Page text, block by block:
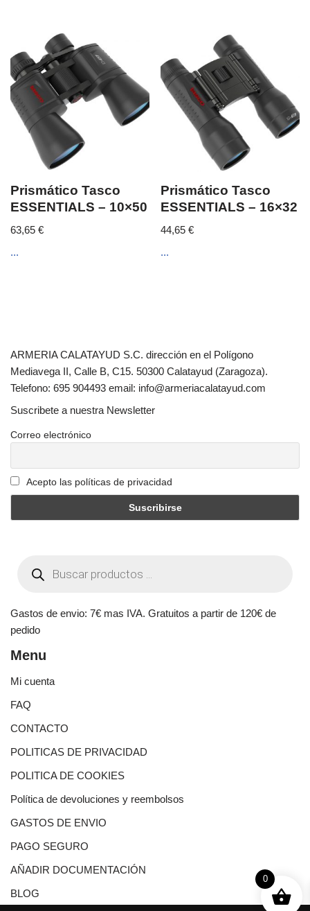
Prismático Tasco
ESSENTIALS – 10×50
63,65 €
...
Prismático Tasco
ESSENTIALS – 16×32
44,65€
...
ARMERIA CALATAYUD S.C. dirección en el Polígono
Mediavega II, Calle B, C15. 50300 Calatayud (Zaragoza).
Telefono: 695 904493 email: info@armeriacalatayud.com
Suscribete a nuestra Newsletter
Correo electrónico
Acepto las políticas de privacidad
Gastos de envio: 7€ mas IVA. Gratuitos a partir de 120€ de
pedido
Menu
Mi cuenta
FAQ
CONTACTO
POLITICAS DE PRIVACIDAD
POLITICA DE COOKIES
Política de devoluciones y reembolsos
GASTOS DE ENVIO
PAGO SEGURO
AÑADIR DOCUMENTACIÓN
BLOG
0